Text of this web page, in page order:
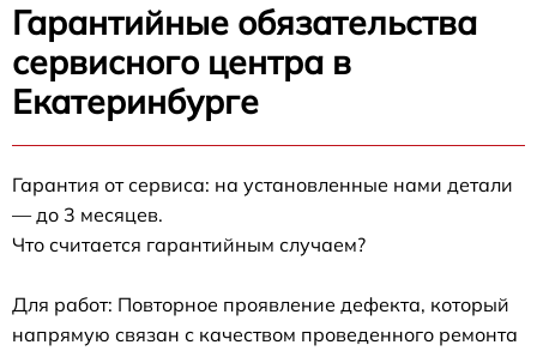
Гарантийные обязательства
сервисного центра в
Екатеринбурге
Гарантия от сервиса: на установленные нами детали
— до 3 месяцев.
Что считается гарантийным случаем?
Для работ: Повторное проявление дефекта, который
напрямую связан с качеством проведенного ремонта